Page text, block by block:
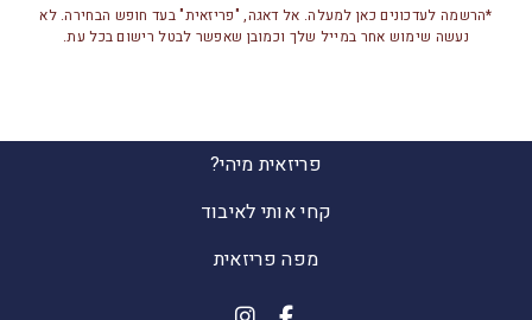
*הרשמה לעדכונים כאן למעלה. אל דאגה, "פריזאית" בעד חופש הבחירה. לא
נעשה שימוש אחר במייל שלך וכמובן שאפשר לבטל רישום בכל עת.
פריזאית מיהי?
קחי אותי לאיבוד
מפה פריזאית